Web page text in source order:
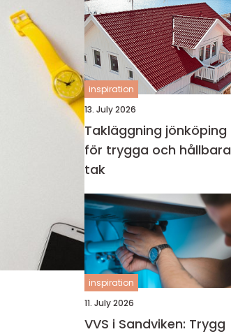
inspiration
13. July 2026
Takläggning jönköping
för trygga och hållbara
tak
inspiration
11. July 2026
VVS i Sandviken: Trygg